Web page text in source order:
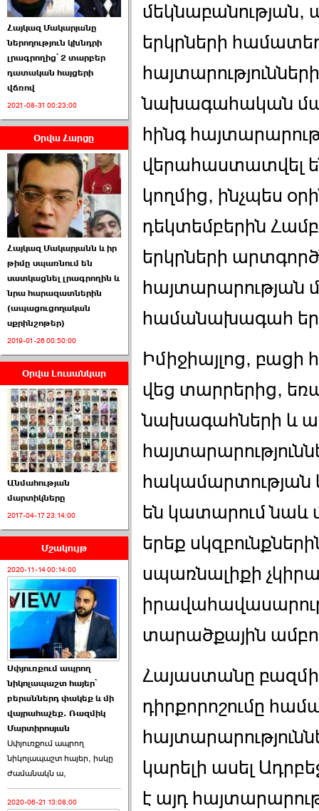
ՏԵՍԱՆՅՈՒԹ․ Ի՞նչ
իրավիճակ է այս ›››
2026-07-04 10:40:00
Սահմանադրական
դատարանը մերժեց ›››
2026-07-02 00:39:00
ՈՒՂԻՂ․ ԱԺ-ն
Կառավարության ›››
2026-07-01 00:52:00
ՍԴ-ն հուլիսի 1-ին
կհեռանա ›››
2026-07-01 00:08:00
Աննա Վարդապետյանն
ուղերձ է հղել ›››
2026-06-25 23:21:00
Պաշտոնակռիվը սկսված
Հայկազ Մակարյանը
ներողություն կխնդրի
լրագրողից՝ 2 տարբեր
դատական հայցերի
վճռով
2021-08-31 00:23:00
Օրվա Հարցը
Հայկազ Մակարյանն և իր
թիմը սպառնում են
սատկացնել լրագրողին և
նրա հարազատներին
(ապացուցողական
սքրինշոթեր)
2019-01-26 00:50:00
Օրվա Լուսանկար
Անմահության
մարտիկները
2017-04-17 23:14:00
Մշակույթ
2020-11-14 00:14:00
Սփյուռքում ապրող
նիկոլապաշտ հայեր՝
բերաններդ փակեք և մի
վայրահաչեք. Ռազմիկ
Մարտիրոսյան
Սփյուռքում ապրող
նիկոլապաշտ հայեր, իսկը
ժամանակն ա,
2020-06-21 13:08:00
երկրների
նախագահական
հինգ
վերահաստատվել
կողմից, ինչպես
դեկտեմբերին
երկրների
հայտարարության
համանախագահ
Իմիջիայլոց,
վեց տարրերից,
նախագահների և
հակամարտության
են կատարում նաև
երեք
սպառնալիքի
տարածքային
Հայաստանը
դիրքորոշումը
կարելի ասել
է այդ